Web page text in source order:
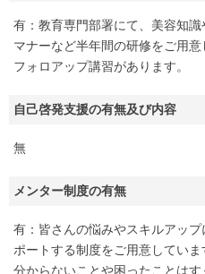
有：教育専門部署にて、美容知
マナーなど半年間の研修をご用
フォロアップ講習があります。
自己啓発支援の有無及び内容
無
メンター制度の有無
有：皆さんの悩みやスキルアッ
ポートする制度をご用意していま
分からないことや困ったことは